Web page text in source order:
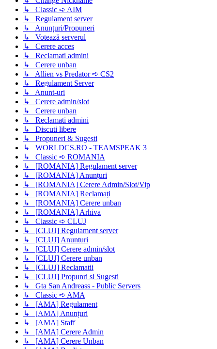
↳ Classic ➪ AIM
↳ Regulament server
↳ Anunțuri/Propuneri
↳ Votează serverul
↳ Cerere acces
↳ Reclamati admini
↳ Cerere unban
↳ Allien vs Predator ➪ CS2
↳ Regulament Server
↳ Anunt-uri
↳ Cerere admin/slot
↳ Cerere unban
↳ Reclamati admini
↳ Discuti libere
↳ Propuneri & Sugesti
↳ WORLDCS.RO - TEAMSPEAK 3
↳ Classic ➪ ROMANIA
↳ [ROMANIA] Regulament server
↳ [ROMANIA] Anunțuri
↳ [ROMANIA] Cerere Admin/Slot/Vip
↳ [ROMANIA] Reclamați
↳ [ROMANIA] Cerere unban
↳ [ROMANIA] Arhiva
↳ Classic ➪ CLUJ
↳ [CLUJ] Regulament server
↳ [CLUJ] Anunturi
↳ [CLUJ] Cerere admin/slot
↳ [CLUJ] Cerere unban
↳ [CLUJ] Reclamatii
↳ [CLUJ] Propunri si Sugesti
↳ Gta San Andreass - Public Servers
↳ Classic ➪ AMA
↳ [AMA] Regulament
↳ [AMA] Anunțuri
↳ [AMA] Staff
↳ [AMA] Cerere Admin
↳ [AMA] Cerere Unban